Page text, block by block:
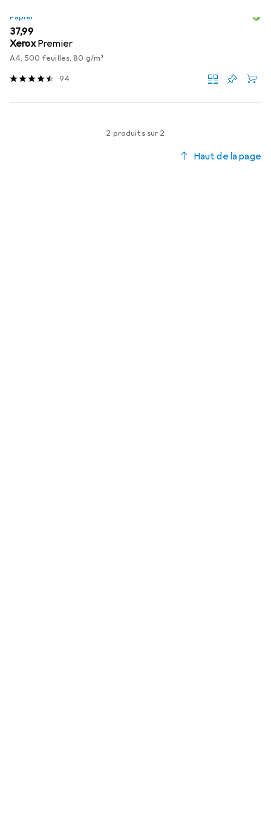
Papier
EUR
37,99
Xerox Premier
A4, 500 feuilles, 80 g/m²
94
2 produits sur 2
Haut de la page